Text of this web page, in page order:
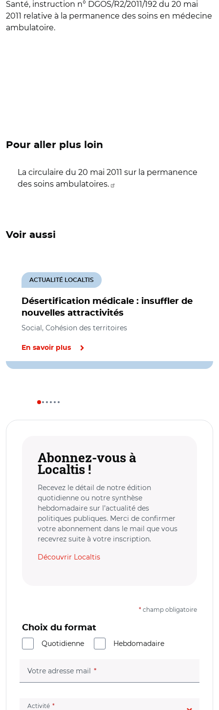
Santé, instruction n° DGOS/R2/2011/192 du 20 mai
2011 relative à la permanence des soins en médecine
ambulatoire.
Pour aller plus loin
La circulaire du 20 mai 2011 sur la permanence
des soins ambulatoires.
Voir aussi
Désertification médicale : insuffler de
nouvelles attractivités
ACTUALITÉ LOCALTIS
Social, Cohésion des territoires
En savoir plus
Abonnez-vous à
Localtis !
Recevez le détail de notre édition
quotidienne ou notre synthèse
hebdomadaire sur l’actualité des
politiques publiques. Merci de confirmer
votre abonnement dans le mail que vous
recevrez suite à votre inscription.
Découvrir Localtis
* champ obligatoire
Choix du format
Quotidienne
Hebdomadaire
Votre adresse mail (champ obligatoire)
Activité (champ obligatoire)